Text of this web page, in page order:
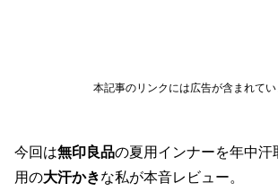
本記事のリンクには広告が含まれてい
今回は無印良品の夏用インナーを年中汗
用の大汗かきな私が本音レビュー。